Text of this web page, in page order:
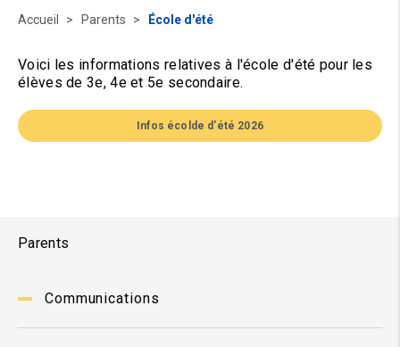
Parents
Communications
Accueil Parents École d'été
Voici les informations relatives à l'école d'été pour les
élèves de 3e, 4e et 5e secondaire.
Infos écolde d'été 2026